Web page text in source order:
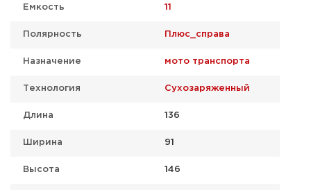
Емкость 11
Полярность Плюс_справа
Назначение мото транспорта
Технология Сухозаряженный
Длина 136
Ширина 91
Высота 146